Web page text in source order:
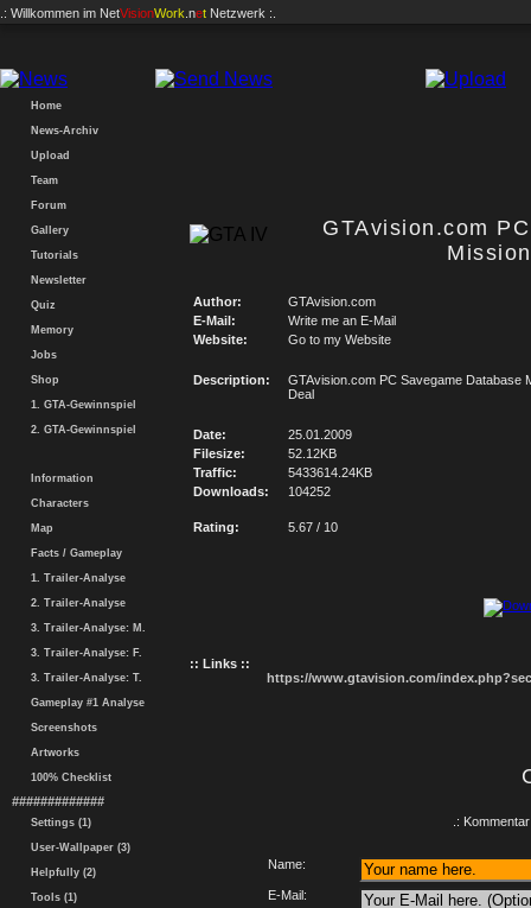
.: Willkommen im NetVisionWork .net Netzwerk :.
Home
News-Archiv
Upload
Team
Forum
Gallery
Tutorials
Newsletter
Quiz
Memory
Jobs
Shop
1. GTA-Gewinnspiel
2. GTA-Gewinnspiel
Information
Characters
Map
Facts / Gameplay
1. Trailer-Analyse
2. Trailer-Analyse
3. Trailer-Analyse: M.
3. Trailer-Analyse: F.
3. Trailer-Analyse: T.
Gameplay #1 Analyse
Screenshots
Artworks
100% Checklist
#############
Settings (1)
User-Wallpaper (3)
Helpfully (2)
Tools (1)
GTAvision.com
Author:
GTAvision.com
E-Mail:
Write me an E-Mail
Website:
Go to my Website
Description:
GTAvision.com PC Savegame Database
Deal
Date:
25.01.2009
Filesize:
52.12KB
Traffic:
5433614.24KB
Downloads:
104252
Rating: 5.67 / 10
:: Links ::
https://www.gtavision.com/
.:
Name:
E-Mail: